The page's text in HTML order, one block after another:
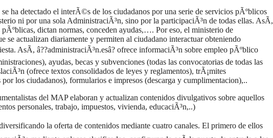
ha detectado el interÃ©s de los ciudadanos por una serie de servicios pÃºblicos
ni por una sola AdministraciÃ³n, sino por la participaciÃ³n de todas ellas. AsÃ­,
dictan normas, conceden ayudas,…. Por eso, el ministerio de
se actualizan diariamente y permiten al ciudadano interactuar obteniendo
AsÃ­, â??administraciÃ³n.esâ? ofrece informaciÃ³n sobre empleo pÃºblico
ayudas, becas y subvenciones (todas las convocatorias de todas las
(ofrece textos consolidados de leyes y reglamentos), trÃ¡mites
los ciudadanos), formularios e impresos (descarga y cumplimentacion),..
del MAP elaboran y actualizan contenidos divulgativos sobre aquellos
personales, trabajo, impuestos, vivienda, educaciÃ³n,..)
la oferta de contenidos mediante cuatro canales. El primero de ellos